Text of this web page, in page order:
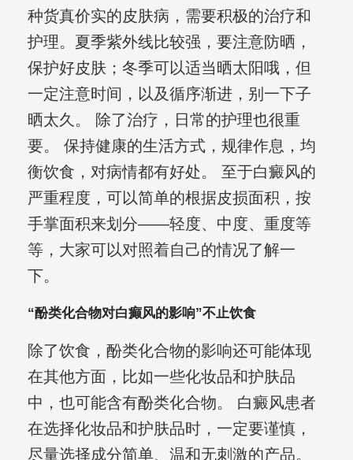
种货真价实的皮肤病，需要积极的治疗和
护理。夏季紫外线比较强，要注意防晒，
保护好皮肤；冬季可以适当晒太阳哦，但
一定注意时间，以及循序渐进，别一下子
晒太久。 除了治疗，日常的护理也很重
要。 保持健康的生活方式，规律作息，均
衡饮食，对病情都有好处。 至于白癜风的
严重程度，可以简单的根据皮损面积，按
手掌面积来划分——轻度、中度、重度等
等，大家可以对照着自己的情况了解一
下。
“酚类化合物对白癫风的影响”不止饮食
除了饮食，酚类化合物的影响还可能体现
在其他方面，比如一些化妆品和护肤品
中，也可能含有酚类化合物。 白癜风患者
在选择化妆品和护肤品时，一定要谨慎，
尽量选择成分简单、温和无刺激的产品。